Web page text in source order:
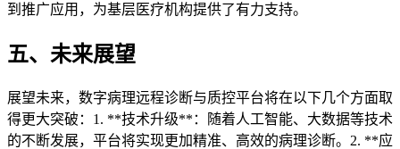
到推广应用，为基层医疗机构提供了有力支持。
五、未来展望
展望未来，数字病理远程诊断与质控平台将在以下几个方面取
得更大突破：1. **技术升级**：随着人工智能、大数据等技术
的不断发展，平台将实现更加精准、高效的病理诊断。2. **应